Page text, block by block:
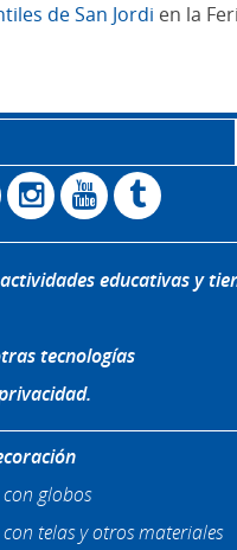
de San Jordi en la
educativas y
tecnologías
globos
telas y otros materiales